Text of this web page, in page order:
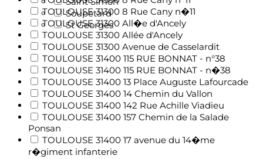
Soupetard
St Georges
TOULOUSE 31300 8 Rue Cany n�11
TOULOUSE 31300 All�e d'Ancely
TOULOUSE 31300 Allée d'Ancely
TOULOUSE 31300 Avenue de Casselardit
TOULOUSE 31400 115 RUE BONNAT - n°38
TOULOUSE 31400 115 RUE BONNAT - n�38
TOULOUSE 31400 13 Place Auguste Lafourcade
TOULOUSE 31400 14 Chemin du Vallon
TOULOUSE 31400 142 Rue Achille Viadieu
TOULOUSE 31400 157 Chemin de la Salade
Ponsan
TOULOUSE 31400 17 avenue du 14�me
r�giment infanterie